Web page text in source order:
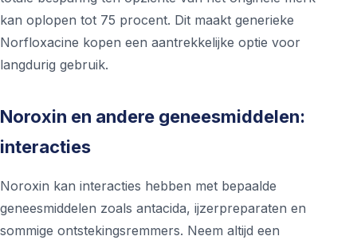
kan oplopen tot 75 procent. Dit maakt generieke
Norfloxacine kopen een aantrekkelijke optie voor
langdurig gebruik.
Noroxin en andere geneesmiddelen:
interacties
Noroxin kan interacties hebben met bepaalde
geneesmiddelen zoals antacida, ijzerpreparaten en
sommige ontstekingsremmers. Neem altijd een